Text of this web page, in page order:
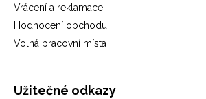
Vrácení a reklamace
Hodnocení obchodu
Volná pracovní místa
Užitečné odkazy